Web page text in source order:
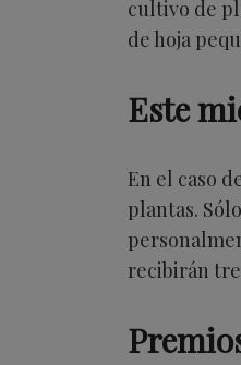
cultivo de
de hoja
Este
En el caso
plantas.
recibirán